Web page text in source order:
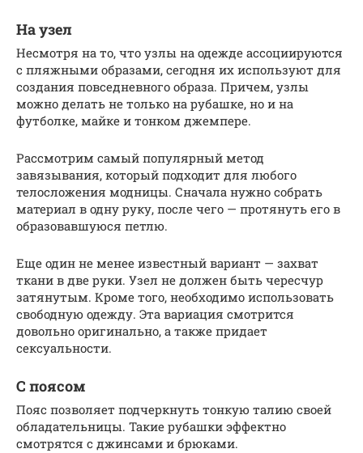
На узел
Несмотря на то, что узлы на одежде ассоциируются
с пляжными образами, сегодня их используют для
создания повседневного образа. Причем, узлы
можно делать не только на рубашке, но и на
футболке, майке и тонком джемпере.
Рассмотрим самый популярный метод
завязывания, который подходит для любого
телосложения модницы. Сначала нужно собрать
материал в одну руку, после чего — протянуть его в
образовавшуюся петлю.
Еще один не менее известный вариант — захват
ткани в две руки. Узел не должен быть чересчур
затянутым. Кроме того, необходимо использовать
свободную одежду. Эта вариация смотрится
довольно оригинально, а также придает
сексуальности.
С поясом
Пояс позволяет подчеркнуть тонкую талию своей
обладательницы. Такие рубашки эффектно
смотрятся с джинсами и брюками.